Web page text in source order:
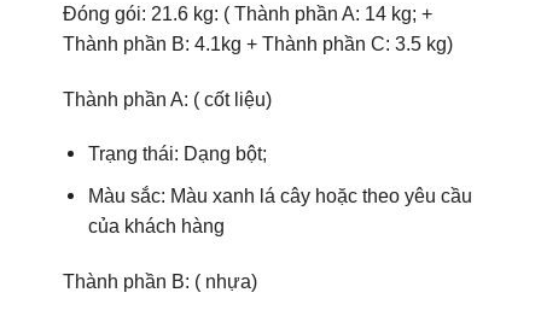
Đóng gói: 21.6 kg: ( Thành phần A: 14 kg; +
Thành phần B: 4.1kg + Thành phần C: 3.5 kg)
Thành phần A: ( cốt liệu)
Trạng thái: Dạng bột;
Màu sắc: Màu xanh lá cây hoặc theo yêu cầu
của khách hàng
Thành phần B: ( nhựa)